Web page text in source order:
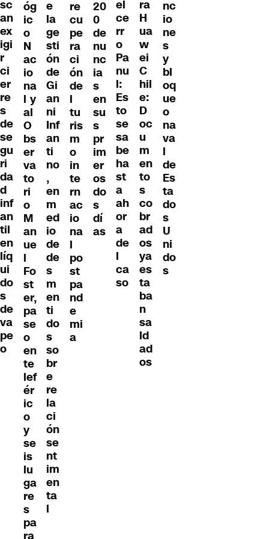
sc
an
ex
igi
r
ci
er
re
s
de
se
gu
ri
da
d
inf
an
til
en
líq
ui
do
s
de
va
pe
o
óg
ic
o
N
ac
io
na
l y
al
O
bs
er
va
to
ri
o
M
an
ue
l
Fo
st
er,
pa
se
o
en
te
lef
ér
ic
o
y
se
is
lu
ga
re
s
pa
ra
e
la
ge
sti
ón
de
Gi
an
ni
Inf
an
ti
no
,
en
m
ed
io
de
de
s
m
en
ti
do
s
so
br
e
re
la
ci
ón
se
nt
im
en
ta
l
re
cu
pe
ra
ci
ón
de
l
tu
ris
m
o
in
te
rn
ac
io
na
l
po
st
pa
nd
e
mi
a
20
0
de
nu
nc
ia
s
en
su
s
pr
im
er
os
do
s
dí
as
el
ce
rr
o
Pa
nu
l:
Es
to
se
sa
be
ha
st
a
ah
or
a
de
l
ca
so
ra
H
ua
w
ei
C
hil
e:
D
oc
u
m
en
to
s
co
br
ad
os
ya
es
ta
ba
n
sa
ld
ad
os
nc
io
ne
s
y
bl
oq
ue
o
na
va
l
de
Es
ta
do
s
U
ni
do
s